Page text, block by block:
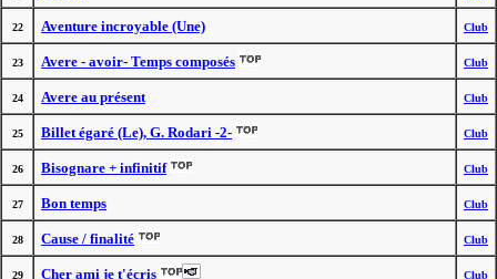
22 Aventure incroyable (Une) Club
23 Avere - avoir- Temps composés Club
24 Avere au présent Club
25 Billet égaré (Le), G. Rodari -2- Club
26 Bisognare + infinitif Club
27 Bon temps Club
28 Cause / finalité Club
29 Cher ami je t'écris Club